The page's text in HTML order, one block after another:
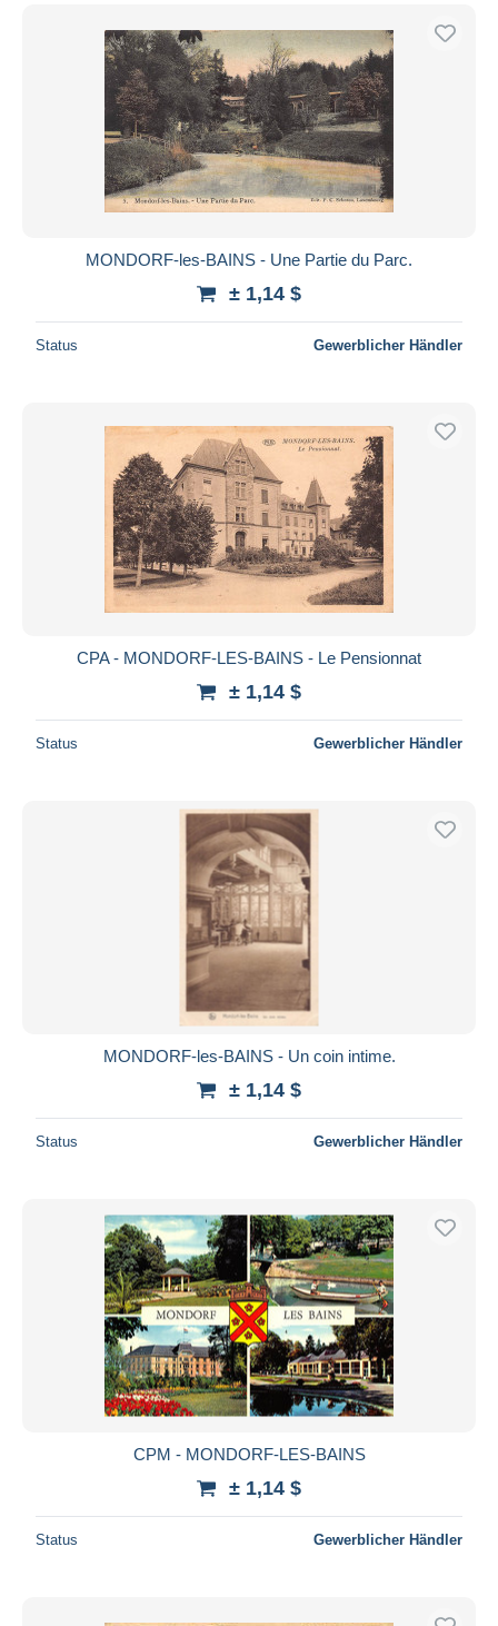
MONDORF-les-BAINS - Une Partie du Parc.
± 1,14 $
Status Gewerblicher Händler
CPA - MONDORF-LES-BAINS - Le Pensionnat
± 1,14 $
Status Gewerblicher Händler
MONDORF-les-BAINS - Un coin intime.
± 1,14 $
Status Gewerblicher Händler
CPM - MONDORF-LES-BAINS
± 1,14 $
Status Gewerblicher Händler